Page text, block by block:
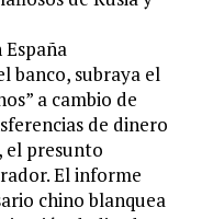
banco, subraya el
a cambio de
de dinero
el presunto
El informe
chino blanquea